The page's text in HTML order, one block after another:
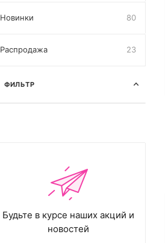
Новинки 80
Распродажа 23
ФИЛЬТР
Будьте в курсе наших акций и
новостей